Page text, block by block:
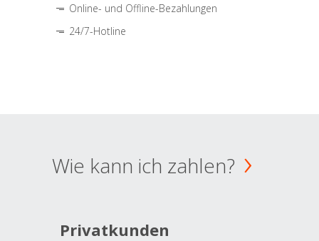
Online- und Offline-Bezahlungen
24/7-Hotline
Wie kann ich zahlen?
Privatkunden